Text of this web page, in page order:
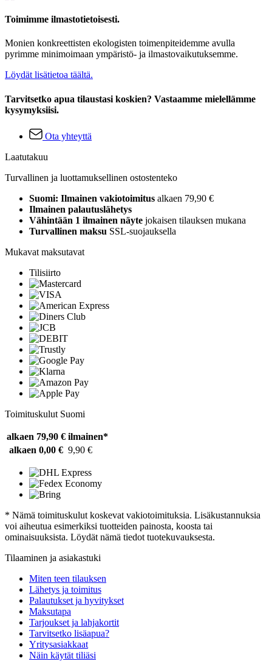
Toimimme ilmastotietoisesti.
Monien konkreettisten ekologisten toimenpiteidemme avulla
pyrimme minimoimaan ympäristö- ja ilmastovaikutuksemme.
Löydät lisätietoa täältä.
Tarvitsetko apua tilaustasi koskien? Vastaamme mielellämme
kysymyksiisi.
Ota yhteyttä
Laatutakuu
Turvallinen ja luottamuksellinen ostostenteko
Suomi: Ilmainen vakiotoimitus alkaen 79,90 €
Ilmainen palautuslähetys
Vähintään 1 ilmainen näyte jokaisen tilauksen mukana
Turvallinen maksu SSL-suojauksella
Mukavat maksutavat
Tilisiirto
Toimituskulut Suomi
alkaen 79,90 € ilmainen*
alkaen 0,00 € 9,90 €
* Nämä toimituskulut koskevat vakiotoimituksia. Lisäkustannuksia
voi aiheutua esimerkiksi tuotteiden painosta, koosta tai
ominaisuuksista. Löydät nämä tiedot tuotekuvauksesta.
Tilaaminen ja asiakastuki
Miten teen tilauksen
Lähetys ja toimitus
Palautukset ja hyvitykset
Maksutapa
Tarjoukset ja lahjakortit
Tarvitsetko lisäapua?
Yritysasiakkaat
Näin käytät tiliäsi